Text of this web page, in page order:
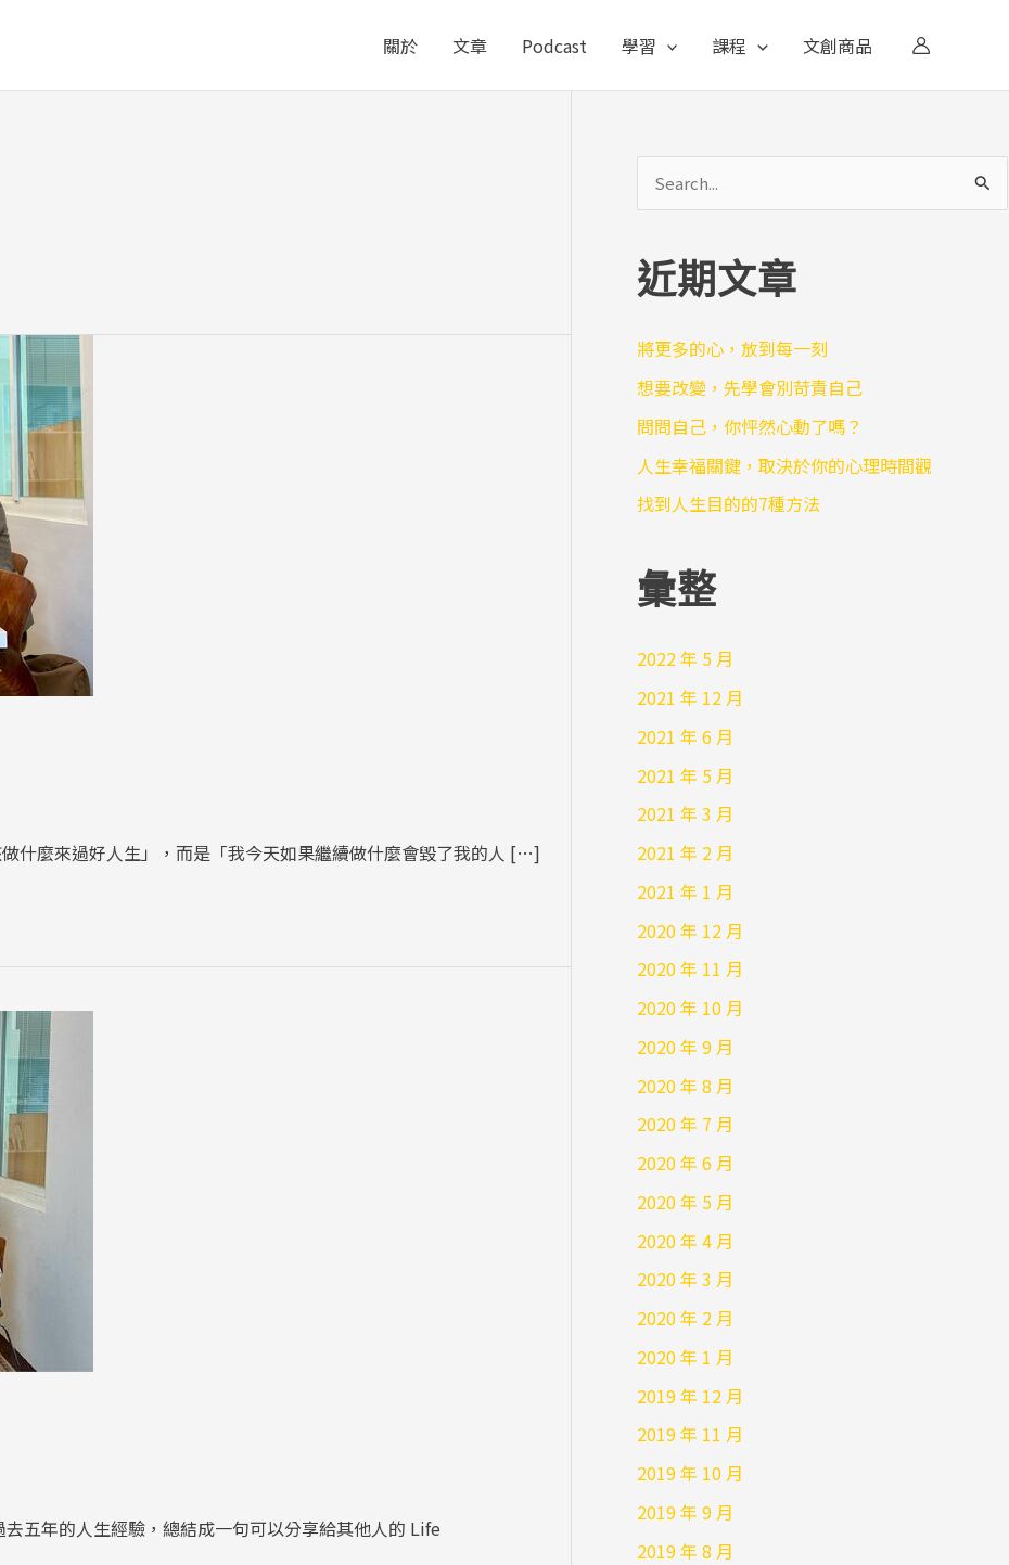
關於 文章 Podcast 學習 課程 文創商品
什麼來過好人生」，而是「我今天如果繼續做什麼會毀了我的人 […]
五年的人生經驗，總結成一句可以分享給其他人的 Life
鍵
:
近期文章
將更多的心，放到每一刻
想要改變，先學會別苛責自己
問問自己，你怦然心動了嗎？
人生幸福關鍵，取決於你的心理時間觀
找到人生目的的7種方法
彙整
2022 年 5 月
2021 年 12 月
2021 年 6 月
2021 年 5 月
2021 年 3 月
2021 年 2 月
2021 年 1 月
2020 年 12 月
2020 年 11 月
2020 年 10 月
2020 年 9 月
2020 年 8 月
2020 年 7 月
2020 年 6 月
2020 年 5 月
2020 年 4 月
2020 年 3 月
2020 年 2 月
2020 年 1 月
2019 年 12 月
2019 年 11 月
2019 年 10 月
2019 年 9 月
2019 年 8 月